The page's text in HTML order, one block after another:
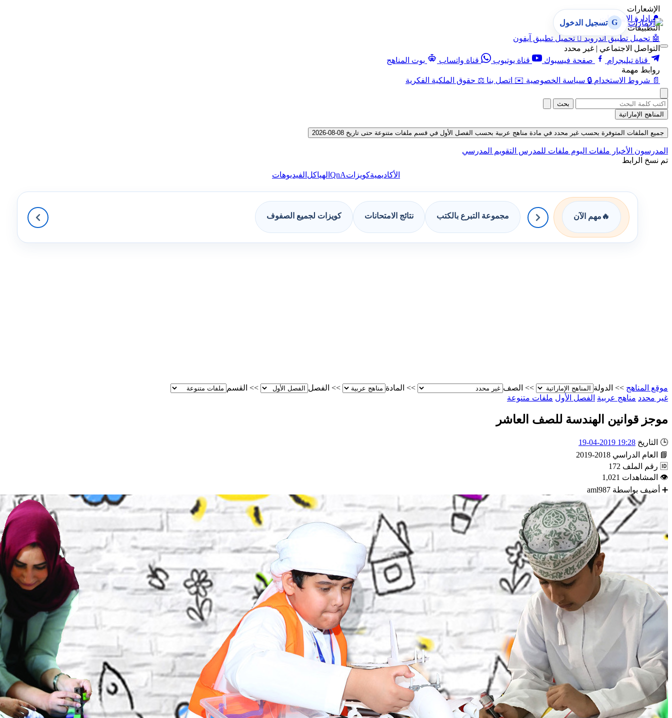
الإشعارات
🔔 إدارة الإشعارات
التطبيقات
🤖 تحميل تطبيق أندرويد  تحميل تطبيق آيفون
التواصل الاجتماعي | غير محدد
قناة تيليجرام
صفحة فيسبوك قناة يوتيوب قناة واتساب
بوت المناهج
روابط مهمة
📄 شروط الاستخدام 🔒 سياسة الخصوصية ✉️ اتصل بنا ⚖️ حقوق الملكية الفكرية
G تسجيل الدخول
بحث
المناهج الإماراتية
جميع الملفات المتوفرة بحسب غير محدد في مادة مناهج عربية بحسب الفصل الأول في قسم ملفات متنوعة حتى تاريخ 08-08-2026
المدرسون الأخبار ملفات اليوم ملفات للمدرس التقويم المدرسي
تم نسخ الرابط
الأكاديميةكويزاتQnA الهياكل الفيديوهات
🔥 مهم الآن مجموعة التبرع بالكتب نتائج الامتحانات كويزات لجميع الصفوف
موقع المناهج >> الدولة >> الصف >> المادة >> الفصل >> القسم
غير محدد مناهج عربية الفصل الأول ملفات متنوعة
موجز قوانين الهندسة للصف العاشر
🕒 التاريخ 19:28 2019-04-19
📘
العام الدراسي 2018-2019
🆔 رقم الملف 172
👁 المشاهدات 1,021
➕ أضيف بواسطة aml987